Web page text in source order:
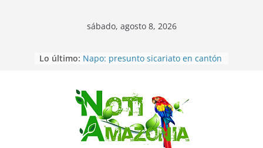
sábado, agosto 8, 2026
Lo último: Napo: presunto sicariato en cantón
desaparecidos fueron encontrados
muertos en Puerto lopez
Sentencian a 34 años de prisión a
implicados en caso de Alison,
oriunda de Tena